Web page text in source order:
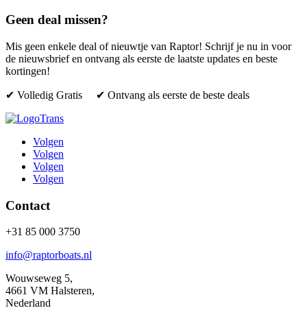
Geen deal missen?
Mis geen enkele deal of nieuwtje van Raptor! Schrijf je nu in voor
de nieuwsbrief en ontvang als eerste de laatste updates en beste
kortingen!
✔ Volledig Gratis ✔ Ontvang als eerste de beste deals
Volgen
Volgen
Volgen
Volgen
Contact
+31 85 000 3750
info@raptorboats.nl
Wouwseweg 5,
4661 VM Halsteren,
Nederland